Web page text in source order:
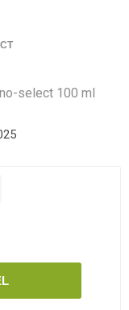
select 100 ml